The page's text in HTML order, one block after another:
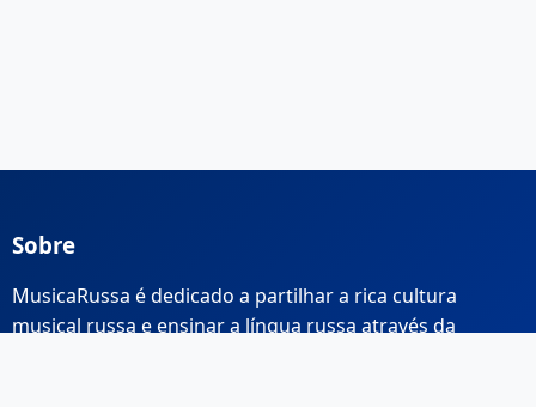
Sobre
MusicaRussa é dedicado a partilhar a rica cultura
musical russa e ensinar a língua russa através da